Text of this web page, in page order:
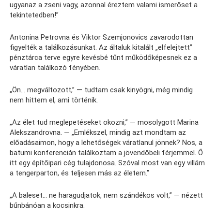
ugyanaz a zseni vagy, azonnal éreztem valami ismerőset a
tekintetedben!”
Antonina Petrovna és Viktor Szemjonovics zavarodottan
figyelték a találkozásunkat. Az általuk kitalált „elfelejtett”
pénztárca terve egyre kevésbé tűnt működőképesnek ez a
váratlan találkozó fényében.
„Ön… megváltozott,” — tudtam csak kinyögni, még mindig
nem hittem el, ami történik.
„Az élet tud meglepetéseket okozni,” — mosolygott Marina
Alekszandrovna. — „Emlékszel, mindig azt mondtam az
előadásaimon, hogy a lehetőségek váratlanul jönnek? Nos, a
batumi konferencián találkoztam a jövendőbeli férjemmel. Ő
itt egy építőipari cég tulajdonosa. Szóval most van egy villám
a tengerparton, és teljesen más az életem.”
„A baleset… ne haragudjatok, nem szándékos volt,” — nézett
bűnbánóan a kocsinkra.